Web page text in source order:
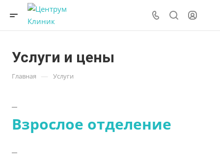
Услуги и цены
Главная — Услуги
Взрослое отделение